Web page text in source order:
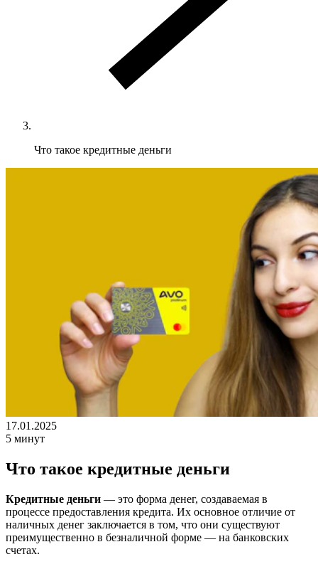
Что такое кредитные деньги
17.01.2025
5 минут
Что такое кредитные деньги
Кредитные деньги — это форма денег, создаваемая в
процессе предоставления кредита. Их основное отличие от
наличных денег заключается в том, что они существуют
преимущественно в безналичной форме — на банковских
счетах.